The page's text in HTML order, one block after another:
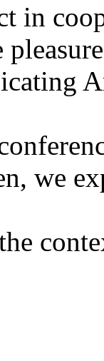
in
we